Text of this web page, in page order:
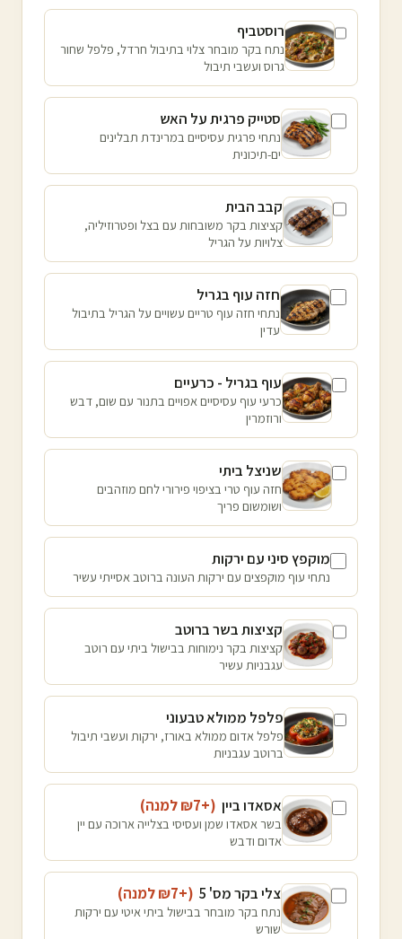
רוסטביף
נתח בקר מובחר צלוי בתיבול חרדל, פלפל שחור
גרוס ועשבי תיבול
סטייק פרגית על האש
נתחי פרגית עסיסיים במרינדת תבלינים
ים-תיכונית
קבב הבית
קציצות בקר משובחות עם בצל ופטרוזיליה,
צלויות על הגריל
חזה עוף בגריל
נתחי חזה עוף טריים עשויים על הגריל בתיבול
עדין
עוף בגריל - כרעיים
כרעי עוף עסיסיים אפויים בתנור עם שום, דבש
ורוזמרין
שניצל ביתי
חזה עוף טרי בציפוי פירורי לחם מוזהבים
ושומשום פריך
מוקפץ סיני עם ירקות
נתחי עוף מוקפצים עם ירקות העונה ברוטב אסייתי עשיר
קציצות בשר ברוטב
קציצות בקר נימוחות בבישול ביתי עם רוטב
עגבניות עשיר
פלפל ממולא טבעוני
פלפל אדום ממולא באורז, ירקות ועשבי תיבול
ברוטב עגבניות
אסאדו ביין (+₪
7 למנה)
בשר אסאדו שמן ועסיסי בצלייה ארוכה עם יין
אדום ודבש
צלי בקר מס' 5 (+₪
7 למנה)
נתח בקר מובחר בבישול ביתי איטי עם ירקות
שורש